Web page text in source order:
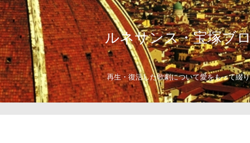
ルネサンス・宝塚ブ
再生・復活した歌劇について愛をもって綴